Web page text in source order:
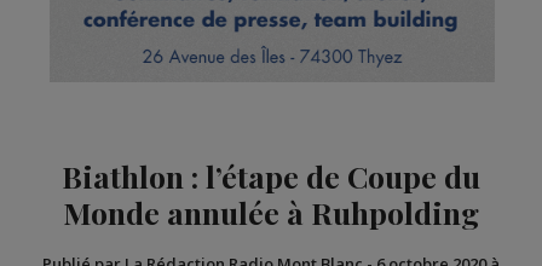
Biathlon : l’étape de Coupe du
Monde annulée à Ruhpolding